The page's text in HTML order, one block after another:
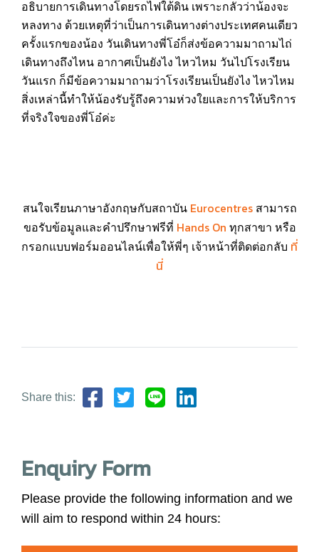
อธิบายการเดินทางโดยรถไฟใต้ดิน เพราะกลัวว่าน้องจะ
หลงทาง ด้วยเหตุที่ว่าเป็นการเดินทางต่างประเทศคนเดียว
ครั้งแรกของน้อง วันเดินทางพี่โอ๋ก็ส่งข้อความมาถามไถ่
เดินทางถึงไหน อากาศเป็นยังไง ไหวไหม วันไปโรงเรียน
วันแรก ก็มีข้อความมาถามว่าโรงเรียนเป็นยังไง ไหวไหม
สิ่งเหล่านี้ทำให้น้องรับรู้ถึงความห่วงใยและการให้บริการ
ที่จริงใจของพี่โอ๋ค่ะ
สนใจเรียนภาษาอังกฤษกับสถาบัน Eurocentresสามารถ
ขอรับข้อมูลและคำปรึกษาฟรีที่ Hands On ทุกสาขา หรือ
กรอกแบบฟอร์มออนไลน์เพื่อให้พี่ๆ เจ้าหน้าที่ติดต่อกลับ ที่
นี่
Share this:
Enquiry Form
Please provide the following information and we
will aim to respond within 24 hours: